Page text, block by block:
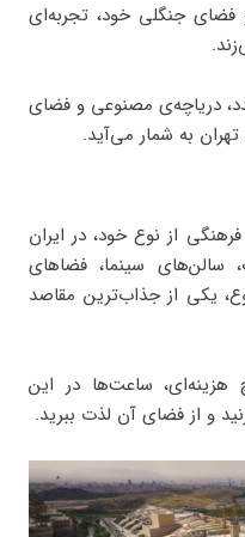
جنگلی خود، تجربه‌ای
دریاچه‌ی مصنوعی و فضای
به شمار می‌آید.
از نوع خود، در ایران
سالن‌های سینما، فضاهای
یکی از جذاب‌ترین مقاصد
ساعت‌ها در این
و از فضای آن لذت ببرید.